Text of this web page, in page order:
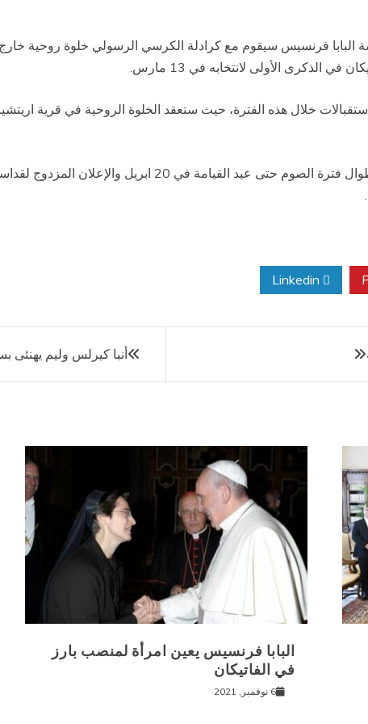
خلال هذه الفترة، حيث ستعقد الخلوة الروحية في قرية
يذكر أن الفاتيكان أعلن اليوم برنامج أنشطة البابا طوال فترة
أنبا كيرلس وليم يهنئى
البابا فرنسيس يعين امرأة لمنصب بارز
في الفاتيكان
6 نوفمبر, 2021